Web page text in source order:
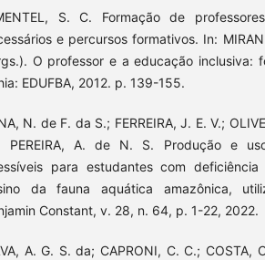
S. C. Formação de
e percursos formativos. In:
O professor e a educação inclusiva:
EDUFBA, 2012. p. 139-155.
N. de F. da S.; FERREIRA, J. E. V.;
PEREIRA, A. de N. S. Produção e
para estudantes com
da fauna aquática amazônica,
Constant, v. 28, n. 64, p. 1-22, 2022.
A. G. S. da; CAPRONI, C. C.; COSTA,